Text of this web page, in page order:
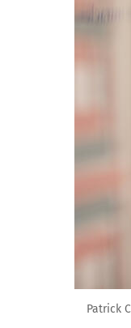
Patrick